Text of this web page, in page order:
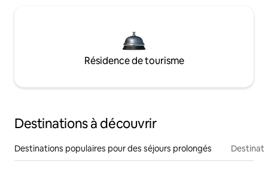
Résidence de tourisme
Destinations à découvrir
Destinations populaires pour des séjours prolongés